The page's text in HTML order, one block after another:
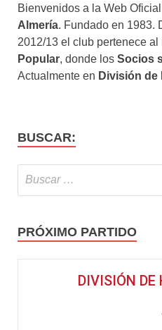
Bienvenidos a la Web Oficial
Almería. Fundado en 1983.
2012/13 el club pertenece al
Popular, donde los Socios
Actualmente en División de
BUSCAR:
PRÓXIMO PARTIDO
DIVISIÓN DE